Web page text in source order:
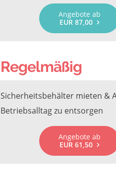
Angebote ab
EUR 87,00
Regelmäßig
Sicherheitsbehälter mieten &
Betriebsalltag zu entsorgen
Angebote ab
EUR 61,50